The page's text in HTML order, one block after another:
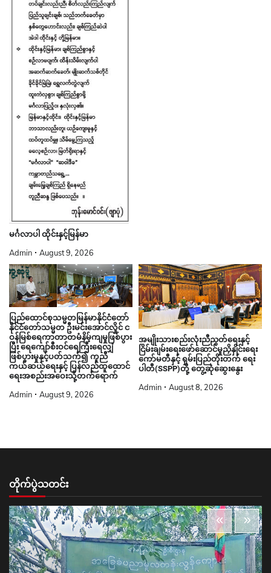
မင်္ဂလာပါ ထိုင်းနှင့်မြန်မာ
Admin August 9, 2026
ပြည်ထောင်စုသမ္မတမြန်မာနိုင်ငံတော်
နိုင်ငံတော်သမ္မတ ဦးမင်းအောင်လှိုင် င
ဝန်မြစ်ရေကာတာတမံနိမ့်ကျမှုဖြစ်ပွား
ပြီး ရေကျော်စီးဝင်ရေကြီးရေလျှံ
ဖြစ်ပွားမှုနှင့်ပတ်သက်၍ ကူညီ
ကယ်ဆယ်ရေးနှင့် ပြန်လည်ထူထောင်
ရေးအစည်းအဝေးသို့တက်ရောက်
Admin August 9, 2026
အမျိုးသားစည်းလုံးညီညွတ်ရေးနှင့်
ငြိမ်းချမ်းရေးဖော်ဆောင်မှုညှိနှိုင်းရေး
ကော်မတီနှင့် ရှမ်းပြည်တိုးတက် ရေး
ပါတီ(SSPP)တို့ တွေ့ဆုံဆွေးနွေး
Admin August 8, 2026
တိုက်ပွဲသတင်း